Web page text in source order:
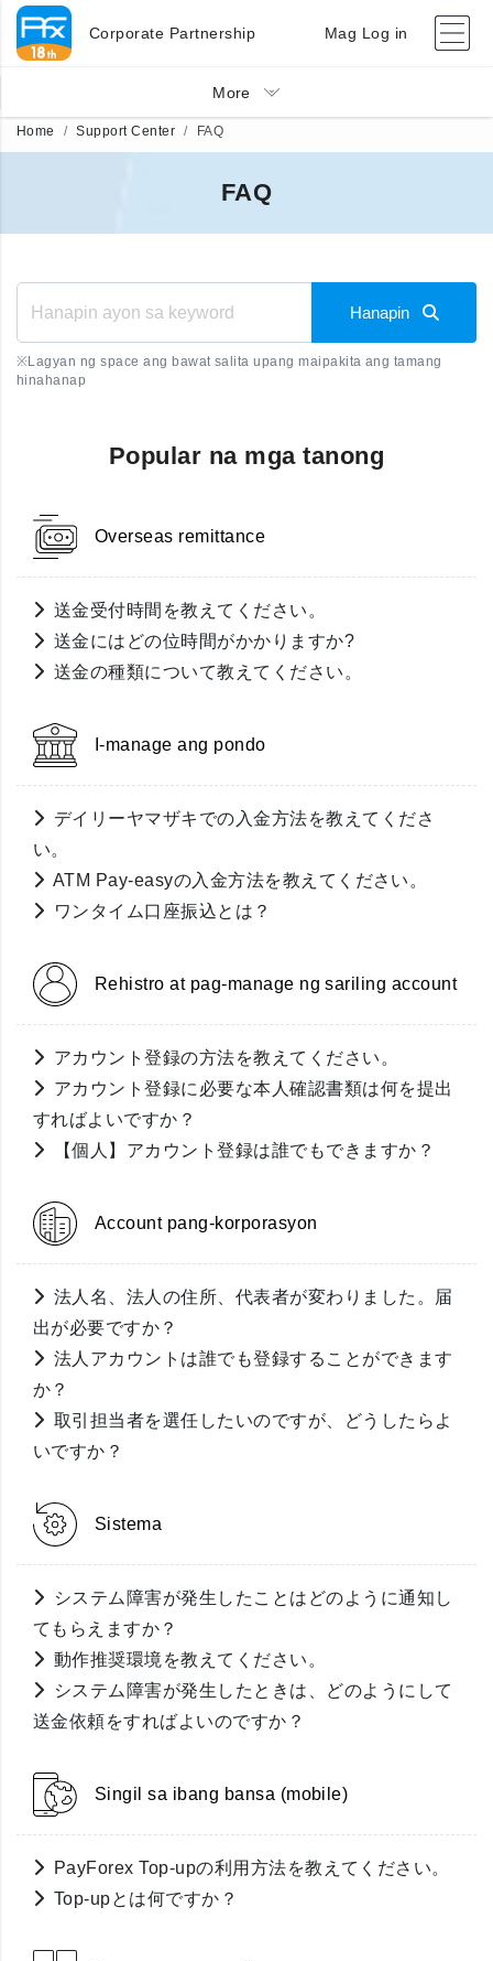
Corporate Partnership Mag Log in
More
Home Support Center FAQ
FAQ
Hanapin
※Lagyan ng space ang bawat salita upang maipakita ang tamang
hinahanap
Popular na mga tanong
Overseas remittance
送金受付時間を教えてください。
送金にはどの位時間がかかりますか?
送金の種類について教えてください。
I-manage ang pondo
デイリーヤマザキでの入金方法を教えてくださ
い。
ATM Pay-easyの入金方法を教えてください。
ワンタイム口座振込とは？
Rehistro at pag-manage ng sariling account
アカウント登録の方法を教えてください。
アカウント登録に必要な本人確認書類は何を提出
すればよいですか？
【個人】アカウント登録は誰でもできますか？
Account pang-korporasyon
法人名、法人の住所、代表者が変わりました。届
出が必要ですか？
法人アカウントは誰でも登録することができます
か？
取引担当者を選任したいのですが、どうしたらよ
いですか？
Sistema
システム障害が発生したことはどのように通知し
てもらえますか？
動作推奨環境を教えてください。
システム障害が発生したときは、どのようにして
送金依頼をすればよいのですか？
Singil sa ibang bansa (mobile)
PayForex Top-upの利用方法を教えてください。
Top-upとは何ですか？